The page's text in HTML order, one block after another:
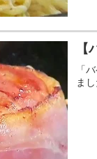
「
ま